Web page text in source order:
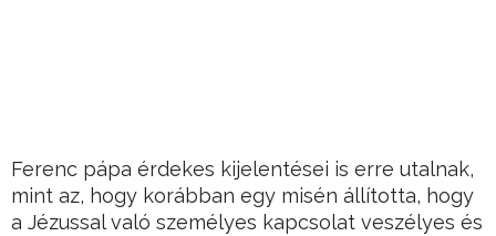
Ferenc pápa érdekes kijelentései is erre utalnak,
mint az, hogy korábban egy misén állította, hogy
a Jézussal való személyes kapcsolat veszélyes és